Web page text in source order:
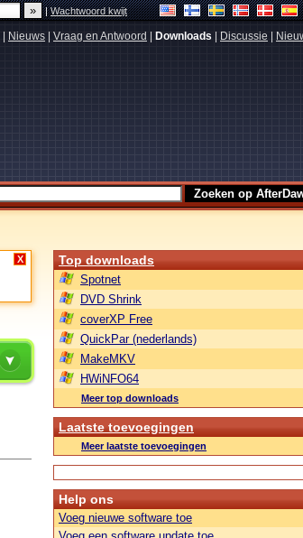
|Wachtwoord kwijt
Nieuws Vraag en Antwoord Downloads Discussie
X Top downloads
Spotnet
DVD Shrink
coverXP Free
QuickPar (nederlands)
MakeMKV
HWiNFO64
Meer top downloads
Laatste toevoegingen
Meer laatste toevoegingen
Help ons
Voeg nieuwe software toe